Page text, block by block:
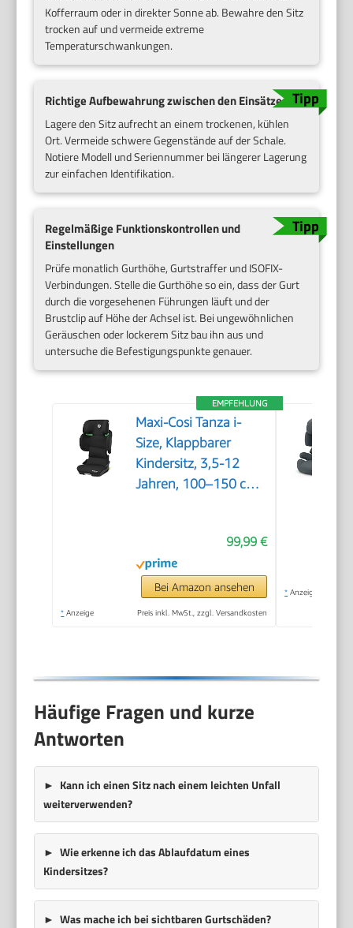
Kofferraum oder in direkter Sonne ab. Bewahre den Sitz
trocken auf und vermeide extreme
Temperaturschwankungen.
Richtige Aufbewahrung zwischen den Einsätzen
Lagere den Sitz aufrecht an einem trockenen, kühlen
Ort. Vermeide schwere Gegenstände auf der Schale.
Notiere Modell und Seriennummer bei längerer Lagerung
zur einfachen Identifikation.
Regelmäßige Funktionskontrollen und
Einstellungen
Prüfe monatlich Gurthöhe, Gurtstraffer und ISOFIX-
Verbindungen. Stelle die Gurthöhe so ein, dass der Gurt
durch die vorgesehenen Führungen läuft und der
Brustclip auf Höhe der Achsel ist. Bei ungewöhnlichen
Geräuschen oder lockerem Sitz bau ihn aus und
untersuche die Befestigungspunkte genauer.
EMPFEHLUNG
Maxi-Cosi Tanza i-
Size, Klappbarer
Kindersitz, 3,5-12
Jahren, 100–150 cm,
Reiseautositz, G-CELL
Seitenaufprallschutz,
Umweltfreundliche
99,99 €
Bei Amazon ansehen
* Anzeige Preis inkl. MwSt., zzgl. Versandkosten
* Anzeige
Häufige Fragen und kurze
Antworten
Kann ich einen Sitz nach einem leichten Unfall
weiterverwenden?
Wie erkenne ich das Ablaufdatum eines
Kindersitzes?
Was mache ich bei sichtbaren Gurtschäden?